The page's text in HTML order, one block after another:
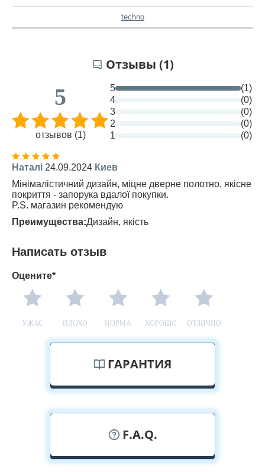
techno
Отзывы (1)
5
отзывов (1)
5
(1)
4
(0)
3
(0)
2
(0)
1
(0)
Наталі 24.09.2024 Киев
Мінімалістичний дизайн, міцне дверне полотно, якісне
покриття - запорука вдалої покупки.
P.S. магазин рекомендую
Преимущества:Дизайн, якість
Написать отзыв
Оцените*
УЖАС ПЛОХО НОРМА ХОРОШО ОТЛИЧНО
ГАРАНТИЯ
F.A.Q.